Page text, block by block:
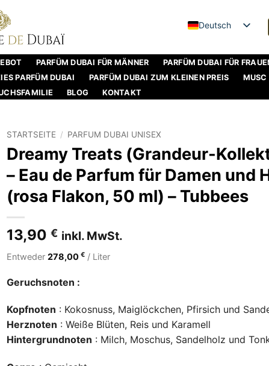
Deutsch
PARFÜM DUBAI FÜR MÄNNER
PARFÜM DUBAI FÜR
PARFÜM DUBAI PARFÜM DUBAI ZUM KLEINEN PREIS
BLOG KONTAKT
STARTSEITE / PARFUM DUBAI UNISEX
Dreamy Treats (Grandeur-
– Eau de Parfum für Damen und
(rosa Flakon, 50 ml) – Tubbees
13,90 € inkl. MwSt.
Entweder 278,00 € / Liter
Geruchsnoten :
Kopfnoten : Kokosnuss, Maiglöckchen, Pfirsich und
Herznoten : Weiße Blüten, Reis und Karamell
Hintergrundnoten : Milch, Moschus, Sandelholz und